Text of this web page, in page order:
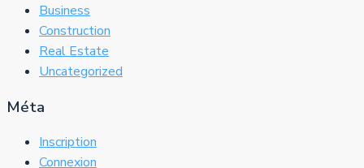
Business
Construction
Real Estate
Uncategorized
Méta
Inscription
Connexion